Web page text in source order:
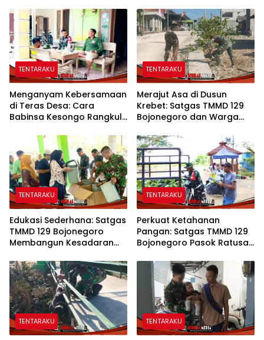
TENTARAKU
Menganyam Kebersamaan
di Teras Desa: Cara
Babinsa Kesongo Rangkul
129 Bojonegoro
TENTARAKU
Merajut Asa di Dusun
Krebet: Satgas TMMD 129
Bojonegoro dan Warga
TENTARAKU
Edukasi Sederhana: Satgas
TMMD 129 Bojonegoro
Membangun Kesadaran
Lingkungan di Kesongo
TENTARAKU
Perkuat Ketahanan
Pangan: Satgas TMMD 129
Bojonegoro Pasok Ratusan
Kesongo
TENTARAKU TENTARAKU